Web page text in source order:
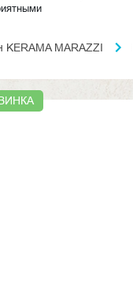
KERAMA MARAZZI